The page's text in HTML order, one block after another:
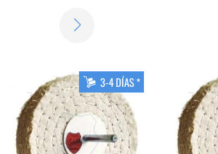
3-4 DÍAS *